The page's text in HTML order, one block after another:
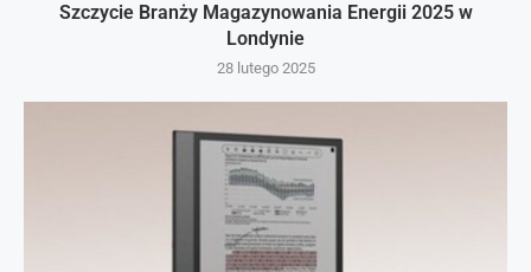
Szczycie Branży Magazynowania Energii 2025 w
Londynie
28 lutego 2025